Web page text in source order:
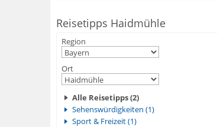
Reisetipps Haidmühle
Region
Ort
Alle Reisetipps (2)
Sehenswürdigkeiten (1)
Sport & Freizeit (1)